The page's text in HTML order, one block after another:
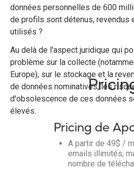
données personnelles de 600
de profils sont détenus, revendus
utilisés ?
Au delà de l'aspect juridique qui
problème sur la collecte
Europe), sur le stockage et la
de données nominatives, les
d'obsolescence de ces données
élevés.
Pricing de
A partir de 49$ /
emails illimités,
nombre de